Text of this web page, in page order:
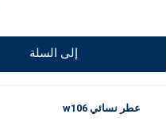
إلى السلة
عطر نسائي w106